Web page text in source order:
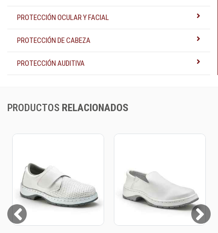
PROTECCIÓN OCULAR Y FACIAL
PROTECCIÓN DE CABEZA
PROTECCIÓN AUDITIVA
PRODUCTOS RELACIONADOS
Prev Next